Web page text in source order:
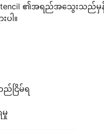
stencil ၏အရည်အသွေးသည်မှ
ါ။
ငြိမ်ရ
မှု